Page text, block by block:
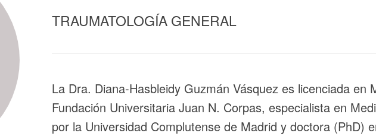
TRAUMATOLOGÍA GENERAL
La Dra. Diana-Hasbleidy Guzmán Vásquez es licenciada en
Fundación Universitaria Juan N. Corpas, especialista en
por la Universidad Complutense de Madrid y doctora (PhD)